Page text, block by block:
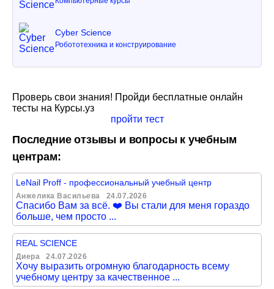
Cyber Science
Робототехника и конструирование
Проверь свои знания! Пройди бесплатные онлайн
тесты на Курсы.уз
пройти тест
Последние отзывы и вопросы к учебным
центрам:
LeNail Proff - профессиональный учебный центр
Анжелика Васильева 24.07.2026
Спасибо Вам за всё. ❤️ Вы стали для меня гораздо
больше, чем просто ...
REAL SCIENCE
Диера 24.07.2026
Хочу выразить огромную благодарность всему
учебному центру за качественное ...